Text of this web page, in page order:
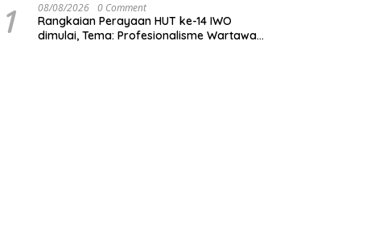
1 08/08/2026 0 Comment
Rangkaian Perayaan HUT ke-14 IWO
dimulai, Tema: Profesionalisme Wartawan